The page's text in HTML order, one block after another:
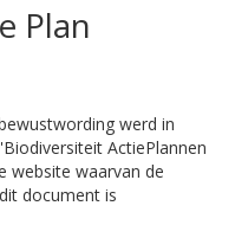
Plan
werd in
ActiePlannen
website waarvan de
document is